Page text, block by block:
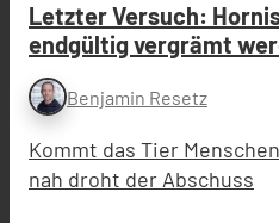
Letzter Versuch:
endgültig vergrämt
Benjamin Resetz
Kommt das Tier
nah droht der Abschuss